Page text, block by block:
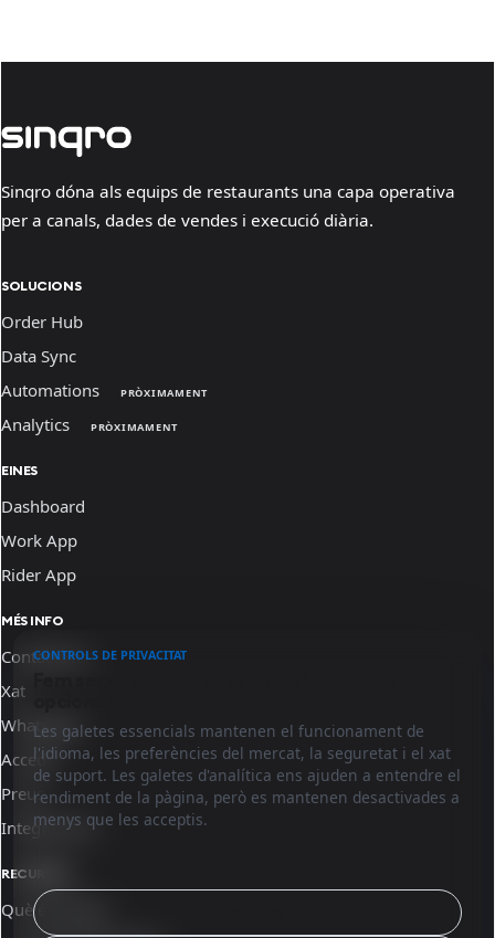
Sinqro dóna als equips de restaurants una capa operativa
per a canals, dades de vendes i execució diària.
SOLUCIONS
Order Hub
Data Sync
Automations
PRÒXIMAMENT
Analytics PRÒXIMAMENT
EINES
Dashboard
Work App
Rider App
MÉS INFO
Contacta'ns
Xat
WhatsApp
Accede
Preus
Integracions
RECURSOS
Què és Sinqro
CONTROLS DE PRIVACITAT
Les galetes essencials mantenen el funcionament de
l'idioma, les preferències del mercat, la seguretat i el xat
de suport. Les galetes d'analítica ens ajuden a entendre el
rendiment de la pàgina, però es mantenen desactivades a
menys que les acceptis.